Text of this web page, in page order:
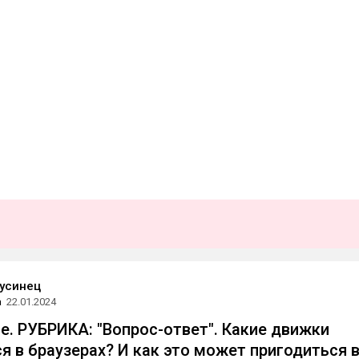
22.01.2024
РУБРИКА: "Вопрос-ответ". Какие движки
в браузерах? И как это может пригодиться в